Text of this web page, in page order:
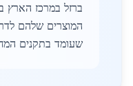
ברזל במרכז
המוצרים שלהם
שעומד בתקנים